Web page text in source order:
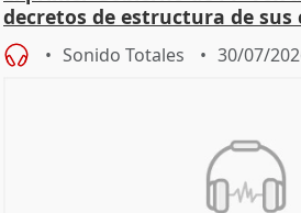
decretos de estructura de sus
Sonido Totales 30/07/